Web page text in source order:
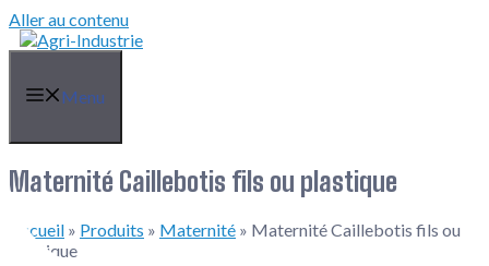
Aller au contenu
Menu
Maternité Caillebotis fils ou plastique
Accueil » Produits » Maternité » Maternité Caillebotis fils ou
plastique